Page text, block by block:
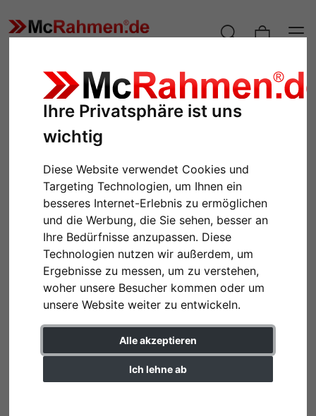
Ihre Privatsphäre ist uns
wichtig
Diese Website verwendet Cookies und
Targeting Technologien, um Ihnen ein
besseres Internet-Erlebnis zu ermöglichen
und die Werbung, die Sie sehen, besser an
Ihre Bedürfnisse anzupassen. Diese
Technologien nutzen wir außerdem, um
Ergebnisse zu messen, um zu verstehen,
woher unsere Besucher kommen oder um
unsere Website weiter zu entwickeln.
Alle akzeptieren
Ich lehne ab
50 Stück Schraubgleiter (max.